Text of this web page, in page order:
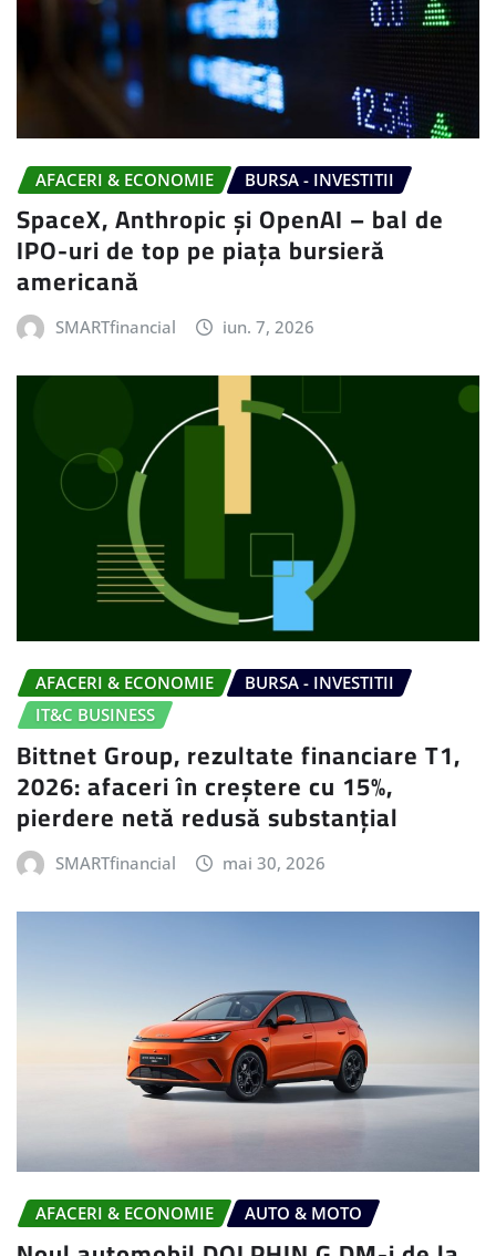
AFACERI & ECONOMIE BURSA - INVESTITII
SpaceX, Anthropic și OpenAI – bal de
IPO-uri de top pe piața bursieră
americană
SMARTfinancial iun. 7, 2026
AFACERI & ECONOMIE
BURSA - INVESTITII
IT&C BUSINESS
Bittnet Group, rezultate financiare T1,
2026: afaceri în creștere cu 15%,
pierdere netă redusă substanțial
SMARTfinancial mai 30, 2026
AFACERI & ECONOMIE AUTO & MOTO